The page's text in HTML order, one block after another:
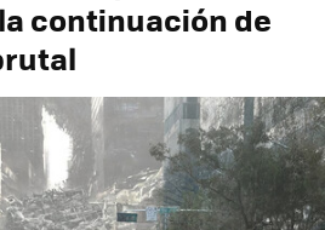
continuación de